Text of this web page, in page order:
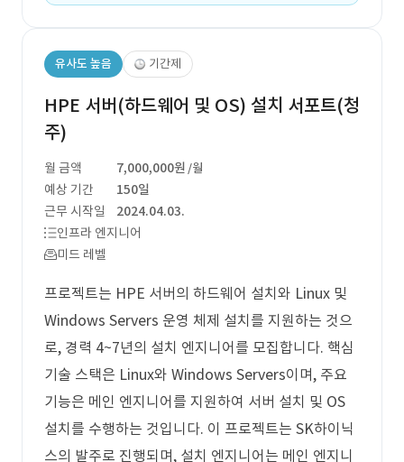
유사도 높음 기간제
HPE 서버(하드웨어 및 OS) 설치 서포트(청
주)
월 금액 7,000,000원 /월
예상 기간
150일
근무 시작일
2024.04.03.
인프라 엔지니어
미드 레벨
프로젝트는 HPE 서버의 하드웨어 설치와 Linux 및
Windows Servers 운영 체제 설치를 지원하는 것으
로, 경력 4~7년의 설치 엔지니어를 모집합니다. 핵심
기술 스택은 Linux와 Windows Servers이며, 주요
기능은 메인 엔지니어를 지원하여 서버 설치 및 OS
설치를 수행하는 것입니다. 이 프로젝트는 SK하이닉
스의 발주로 진행되며, 설치 엔지니어는 메인 엔지니